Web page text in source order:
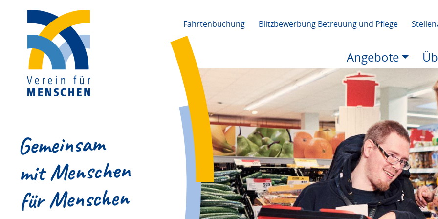
Angebote
Fahrtenbuchung Blitzbewerbung Betreuung und Pflege
Gemeinsam
mit Menschen
für Menschen